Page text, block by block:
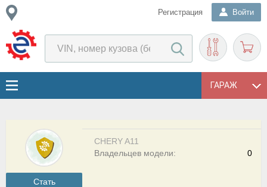
Регистрация Войти
ГАРАЖ
Cтать
CHERY A11
0
Владельцев модели: